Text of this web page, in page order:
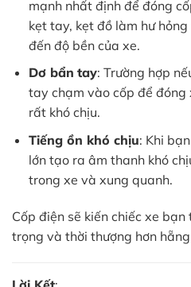
mạnh nhất định để đóng
kẹt tay, kẹt đồ làm hư
đến độ bền của xe.
Dơ bẩn tay: Trường hợp
tay chạm vào cốp để
rất khó chịu.
Tiếng ồn khó chịu: Khi
lớn tạo ra âm thanh khó
trong xe và xung quanh.
Cốp điện sẽ kiến chiếc xe
trọng và thời thượng hơn